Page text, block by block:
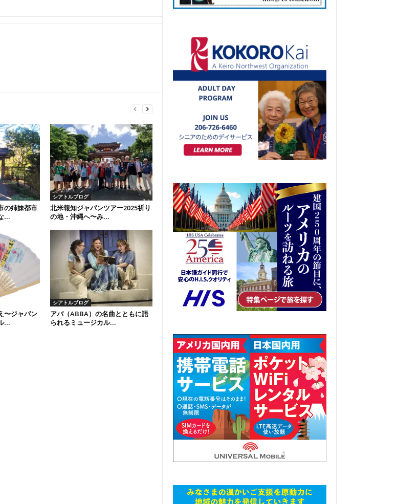
の姉妹都市
...
シアトルブログ
北米報知ジャパンツアー2025祈り
の地・沖縄へ〜み...
〜ジャパン
...
シアトルブログ
アバ（ABBA）の名曲とともに語
られるミュージカル...